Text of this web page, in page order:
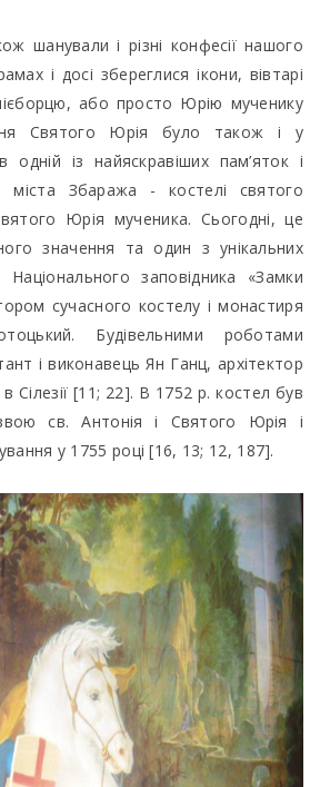
шанували і різні конфесії нашого
і досі збереглися ікони, вівтарі
або просто Юрію мученику
Святого Юрія було також і у
одній із найяскравіших пам’яток і
міста Збаража - костелі святого
Юрія мученика. Сьогодні, це
значення та один з унікальних
Національного заповідника «Замки
сучасного костелу і монастиря
Будівельними роботами
і виконавець Ян Ганц, архітектор
Сілезії [11; 22]. В 1752 р. костел був
св. Антонія і Святого Юрія і
у 1755 році [16, 13; 12, 187].